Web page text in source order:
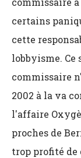
certains
cette
lobbyisme. Ce
commissaire
2002 à la va
l'affaire
proches de
trop profité